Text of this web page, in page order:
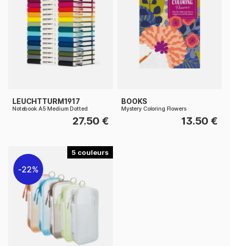
LEUCHTTURM1917
Notebook A5 Medium Dotted
27.50 €
BOOKS
Mystery Coloring Flowers
13.50 €
5
22%